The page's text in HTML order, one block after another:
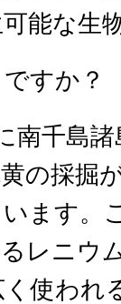
能な生
すか？
南千島
の採掘
ます。
レニウ
使われ